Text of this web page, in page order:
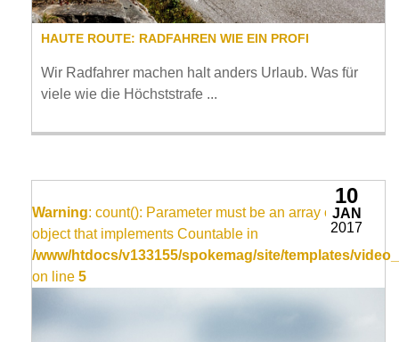
HAUTE ROUTE: RADFAHREN WIE EIN PROFI
Wir Radfahrer machen halt anders Urlaub. Was für
viele wie die Höchststrafe ...
Warning: count(): Parameter must be an array or an
object that implements Countable in
/www/htdocs/v133155/spokemag/site/templates/
on line 5
10
JAN
2017